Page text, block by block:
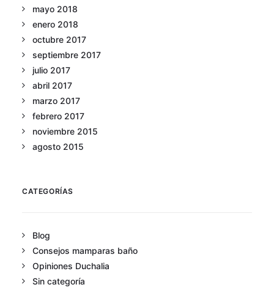
mayo 2018
enero 2018
octubre 2017
septiembre 2017
julio 2017
abril 2017
marzo 2017
febrero 2017
noviembre 2015
agosto 2015
CATEGORÍAS
Blog
Consejos mamparas baño
Opiniones Duchalia
Sin categoría